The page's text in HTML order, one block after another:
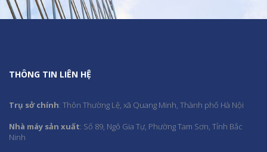
THÔNG TIN LIÊN HỆ
Trụ sở chính: Thôn Thường Lệ, xã Quang Minh, Thành phố Hà Nội
Nhà máy sản xuất: Số 89, Ngô Gia Tự, Phường Tam Sơn, Tỉnh Bắc
Ninh